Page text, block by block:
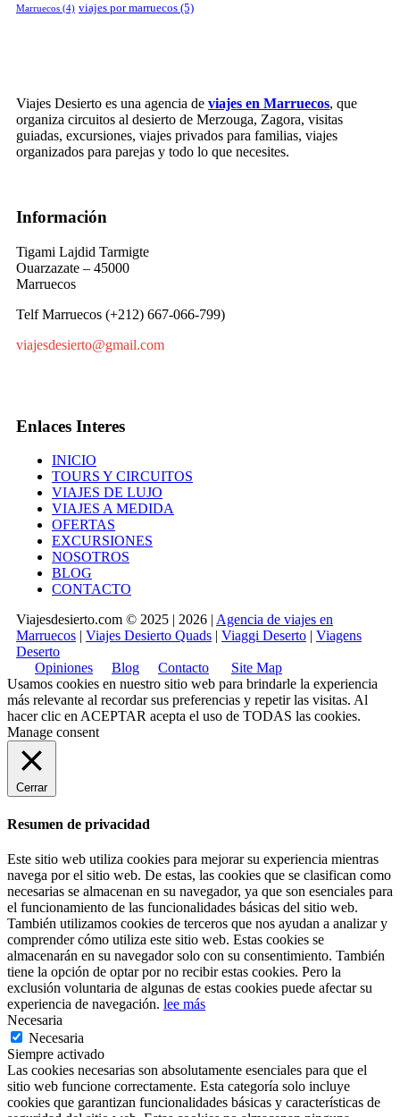
Marruecos (4) viajes por marruecos (5)
Viajes Desierto es una agencia de viajes en Marruecos, que
organiza circuitos al desierto de Merzouga, Zagora, visitas
guiadas, excursiones, viajes privados para familias, viajes
organizados para parejas y todo lo que necesites.
Información
Tigami Lajdid Tarmigte
Ouarzazate – 45000
Marruecos
Telf Marruecos (+212) 667-066-799)
viajesdesierto@gmail.com
Enlaces Interes
INICIO
TOURS Y CIRCUITOS
VIAJES DE LUJO
VIAJES A MEDIDA
OFERTAS
EXCURSIONES
NOSOTROS
BLOG
CONTACTO
Viajesdesierto.com © 2025 | 2026 | Agencia de viajes en
Marruecos | Viajes Desierto Quads | Viaggi Deserto | Viagens
Deserto
Opiniones
Blog Contacto
Site Map
Usamos cookies en nuestro sitio web para brindarle la experiencia
más relevante al recordar sus preferencias y repetir las visitas. Al
hacer clic en ACEPTAR acepta el uso de TODAS las cookies.
Manage consent
Cerrar
Resumen de privacidad
Este sitio web utiliza cookies para mejorar su experiencia mientras
navega por el sitio web. De estas, las cookies que se clasifican como
necesarias se almacenan en su navegador, ya que son esenciales para
el funcionamiento de las funcionalidades básicas del sitio web.
También utilizamos cookies de terceros que nos ayudan a analizar y
comprender cómo utiliza este sitio web. Estas cookies se
almacenarán en su navegador solo con su consentimiento. También
tiene la opción de optar por no recibir estas cookies. Pero la
exclusión voluntaria de algunas de estas cookies puede afectar su
experiencia de navegación. lee más
Necesaria
Necesaria
Siempre activado
Las cookies necesarias son absolutamente esenciales para que el
sitio web funcione correctamente. Esta categoría solo incluye
cookies que garantizan funcionalidades básicas y características de